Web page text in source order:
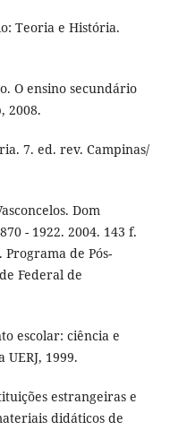
Teoria e História.
O ensino secundário
2008.
7. ed. rev. Campinas/
Dom
- 1922. 2004. 143 f.
de Pós-
Federal de
escolar: ciência e
1999.
estrangeiras e
didáticos de